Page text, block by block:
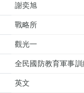
謝奕旭
戰略所
觀光一
全民國防教育軍事
英文